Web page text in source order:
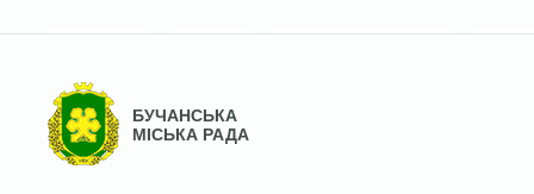
БУЧАНСЬКА
МІСЬКА РАДА